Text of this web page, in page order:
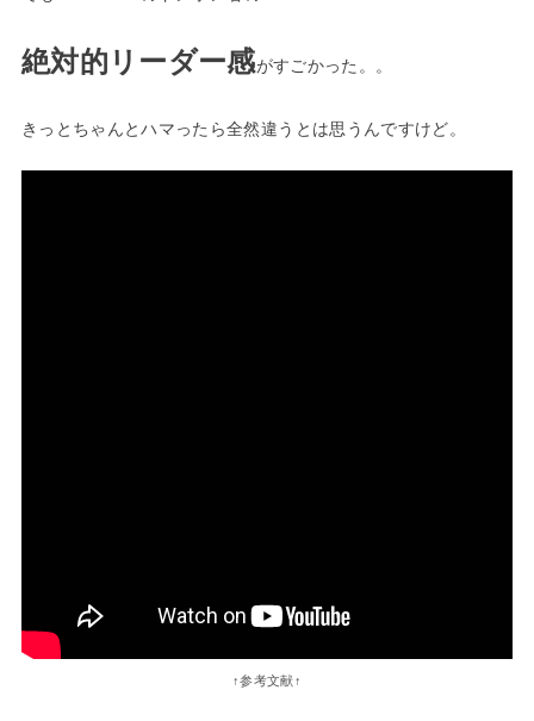
絶対的リーダー感がすごかった。。
きっとちゃんとハマったら全然違うとは思うんですけど。
↑参考文献↑